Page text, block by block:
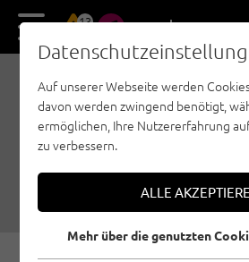
13 DE EN
IM
LOUIS
Erstellt von Thomas Wanner
Auf unserer Webseite werden
davon werden zwingend benötigt,
ermöglichen, Ihre Nutzererfahrung
zu verbessern.
ALLE
Mehr über die genutzten